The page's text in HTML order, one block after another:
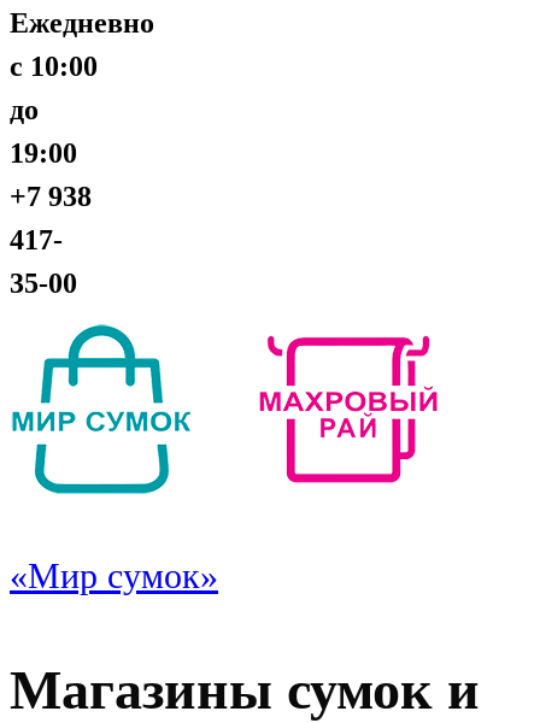
Ежедневно
с 10:00
до
19:00
+7 938
417-
35-00
«Мир сумок»
Магазины сумок и